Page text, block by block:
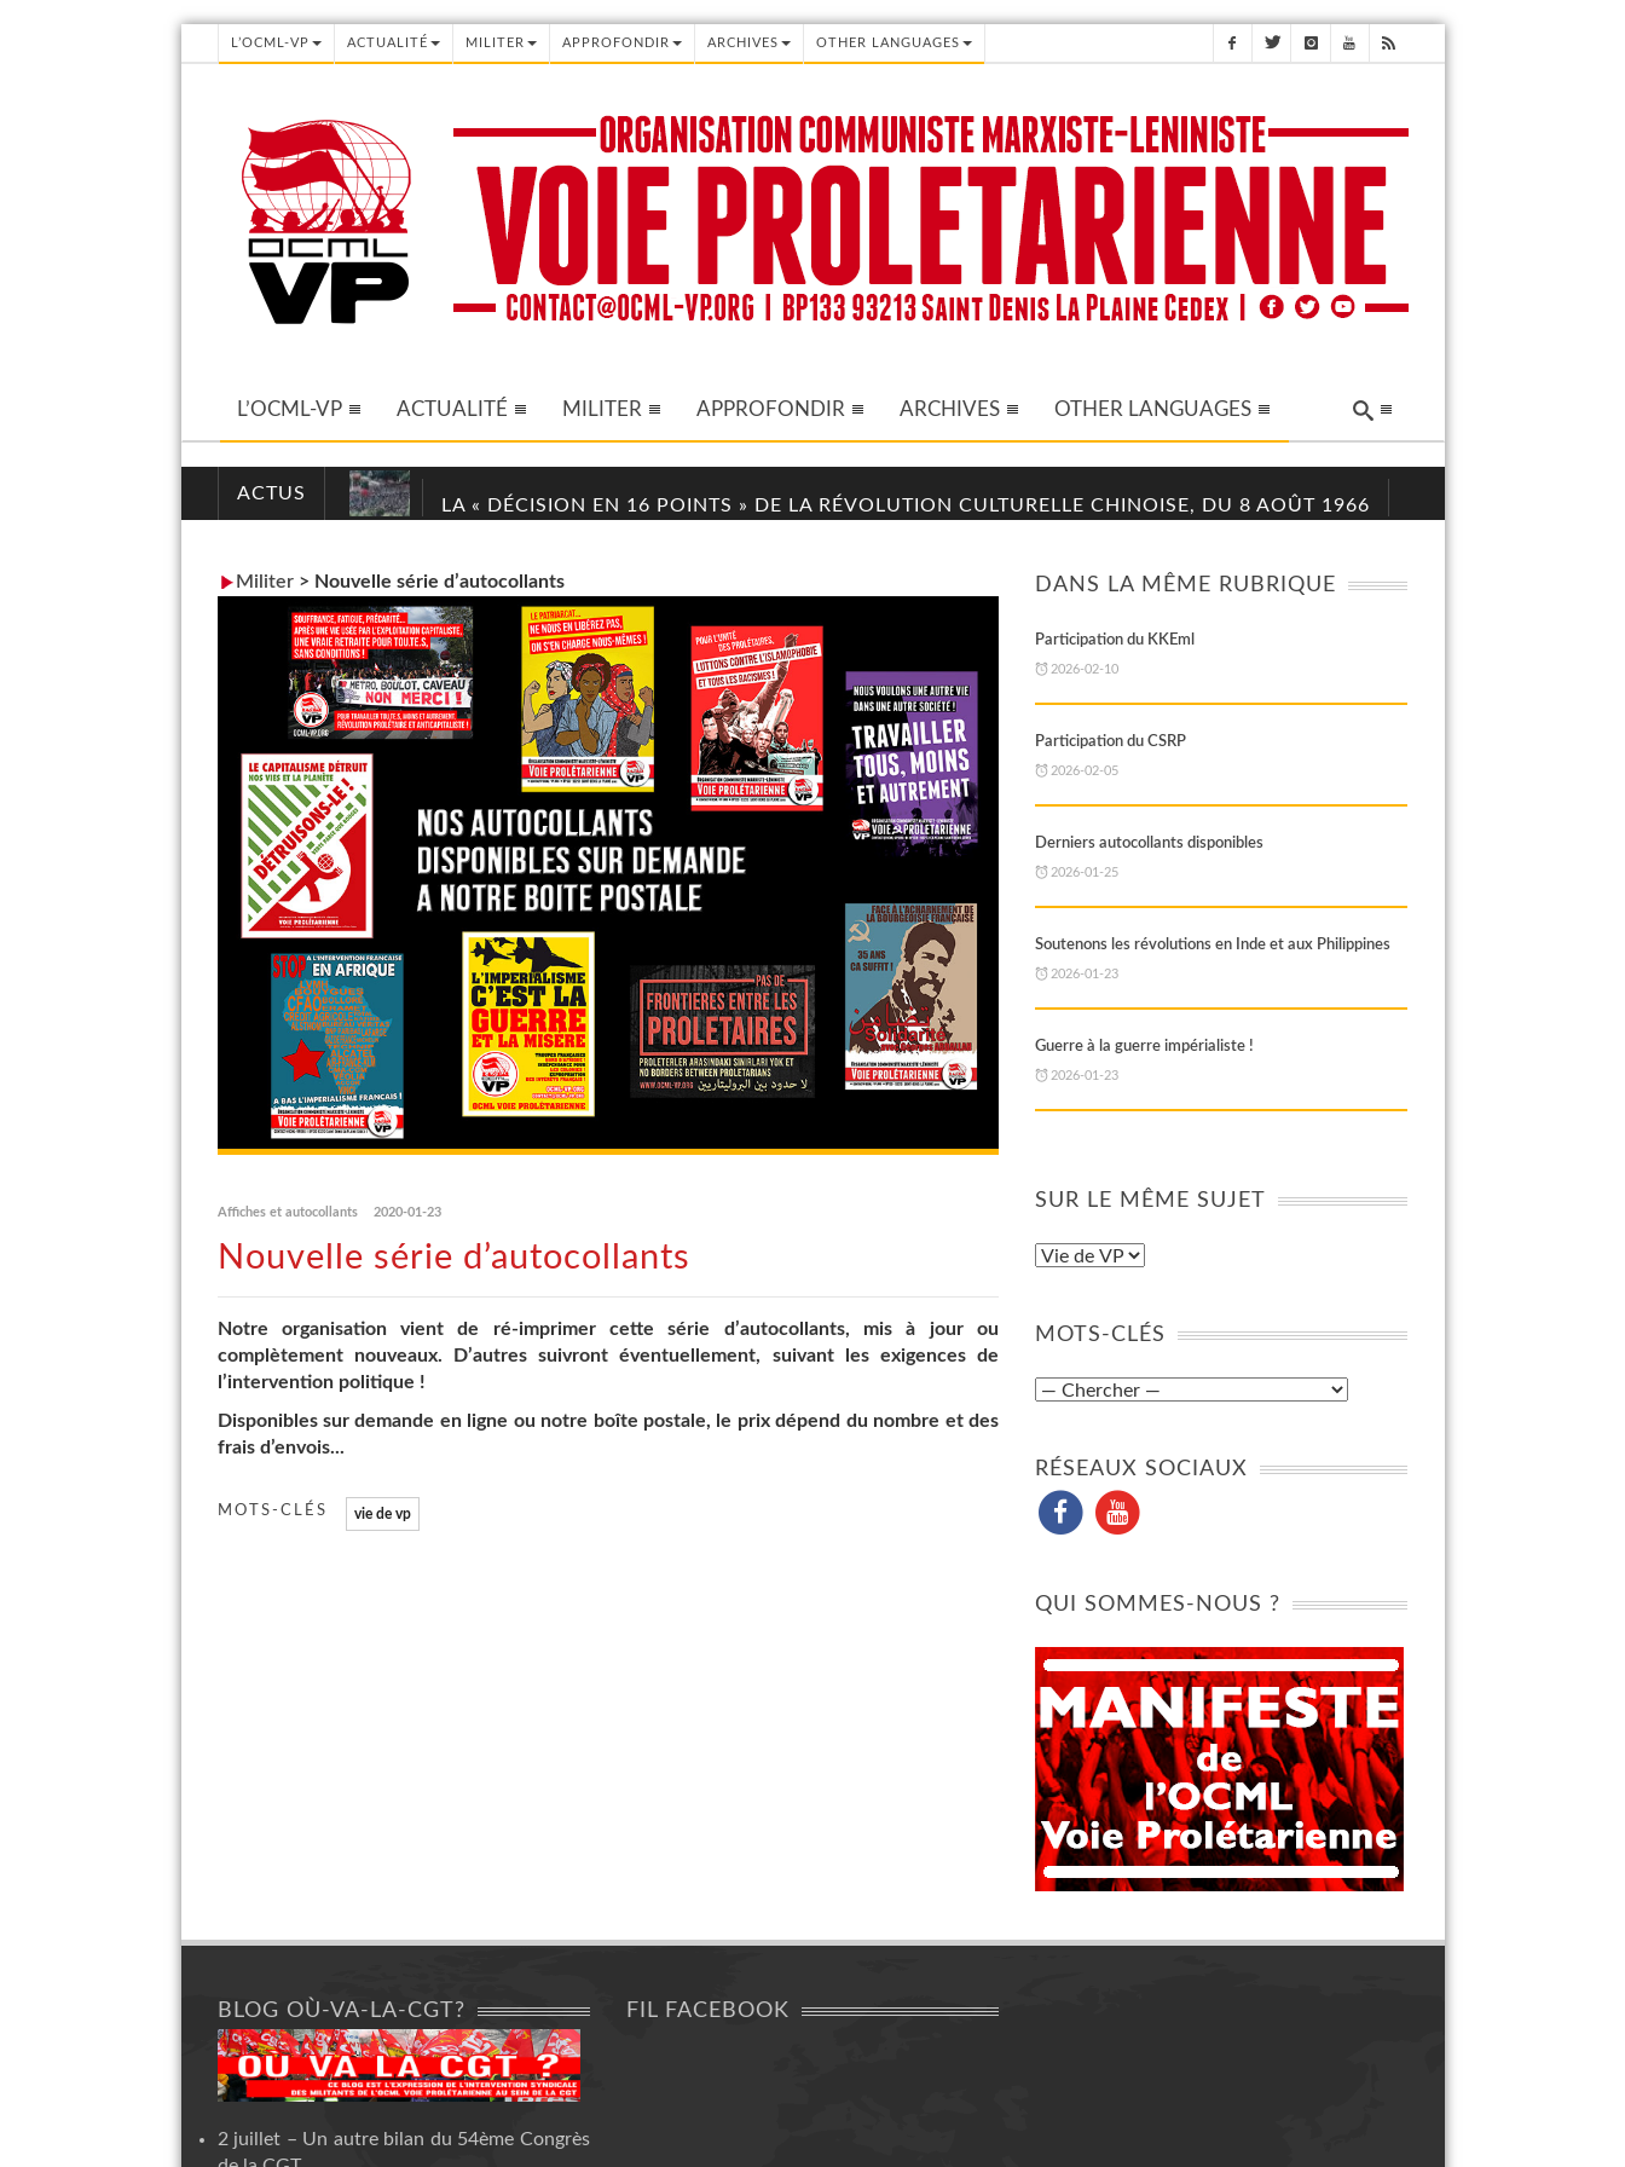
L’OCML-VP ACTUALITÉ MILITER APPROFONDIR ARCHIVES OTHER LANGUAGES
L’OCML-VP ACTUALITÉ MILITER APPROFONDIR ARCHIVES OTHER LANGUAGES
ACTUS
LA « DÉCISION EN 16 POINTS » DE LA RÉVOLUTION CULTURELLE CHINOISE, DU 8 AOÛT 1966
Militer> Nouvelle série d’autocollants
Affiches et autocollants 2020-01-23
Nouvelle série d’autocollants
Notre organisation vient de ré-imprimer cette série d’autocollants, mis à jour ou
complètement nouveaux. D’autres suivront éventuellement, suivant les exigences de
l’intervention politique !
Disponibles sur demande en ligne ou notre boîte postale, le prix dépend du nombre et des
frais d’envois...
MOTS-CLÉS vie de vp
DANS LA MÊME RUBRIQUE
Participation du KKEml
2026-02-10
Participation du CSRP
2026-02-05
Derniers autocollants disponibles
2026-01-25
Soutenons les révolutions en Inde et aux Philippines
2026-01-23
Guerre à la guerre impérialiste !
2026-01-23
SUR LE MÊME SUJET
MOTS-CLÉS
RÉSEAUX SOCIAUX
QUI SOMMES-NOUS ?
BLOG OÙ-VA-LA-CGT?
2 juillet – Un autre bilan du 54ème Congrès
FIL FACEBOOK